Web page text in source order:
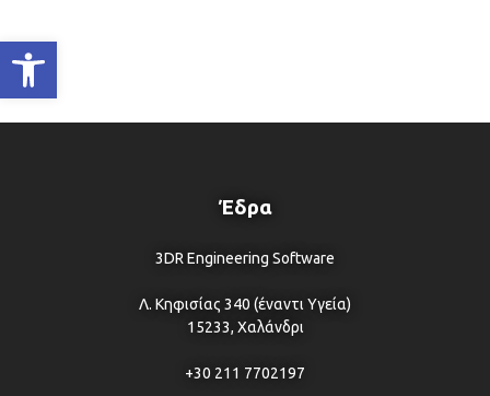
Ανοίξτε τη γραμμή εργαλείων
Έδρα
3DR Engineering Software
Λ. Κηφισίας 340 (έναντι Υγεία)
15233, Χαλάνδρι
+30 211 7702197